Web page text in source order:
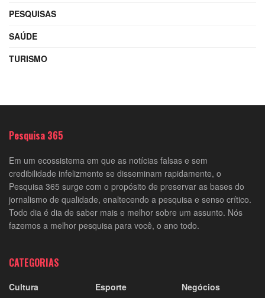
PESQUISAS
SAÚDE
TURISMO
Pesquisa 365
Em um ecossistema em que as notícias falsas e sem
credibilidade infelizmente se disseminam rapidamente, o
Pesquisa 365 surge com o propósito de preservar as bases do
jornalismo de qualidade, enaltecendo a pesquisa e senso crítico.
Todo dia é dia de saber mais e melhor sobre um assunto. Nós
fazemos a melhor pesquisa para você, o ano todo.
CATEGORIAS
Cultura Esporte Negócios